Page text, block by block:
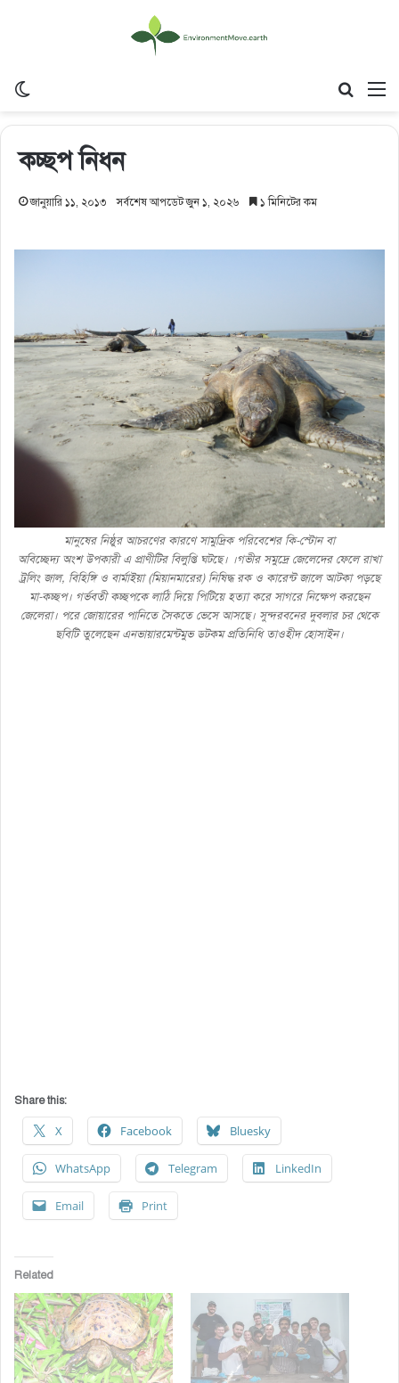
কচ্ছপ নিধন
জানুয়ারি ১১, ২০১৩ সর্বশেষ আপডেট জুন ১, ২০২৬ ১ মিনিটের কম
মানুষের নিষ্ঠুর আচরণের কারণে সামুদ্রিক পরিবেশের কি-স্টোন বা
অবিচ্ছেদ্য অংশ উপকারী এ প্রাণীটির বিলুপ্তি ঘটছে। ।গভীর সমুদ্রে জেলেদের ফেলে রাখা
ট্রলিং জাল, বিহিঙ্গি ও বার্মাইয়া (মিয়ানমারের) নিষিদ্ধ রক ও কারেন্ট জালে আটকা পড়ছে
মা-কচ্ছপ। গর্ভবতী কচ্ছপকে লাঠি দিয়ে পিটিয়ে হত্যা করে সাগরে নিক্ষেপ করছেন
জেলেরা। পরে জোয়ারের পানিতে সৈকতে ভেসে আসছে। সুন্দরবনের দুবলার চর থেকে
ছবিটি তুলেছেন এনভায়ারমেন্টমুভ ডটকম প্রতিনিধি তাওহীদ হোসাইন।
Share this:
X Facebook Bluesky
WhatsApp Telegram LinkedIn
Email Print
Related